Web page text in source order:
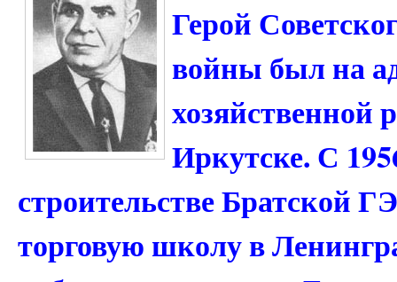
Герой
войны был на
хозяйственной
Иркутске. С
строительстве
торговую школу в